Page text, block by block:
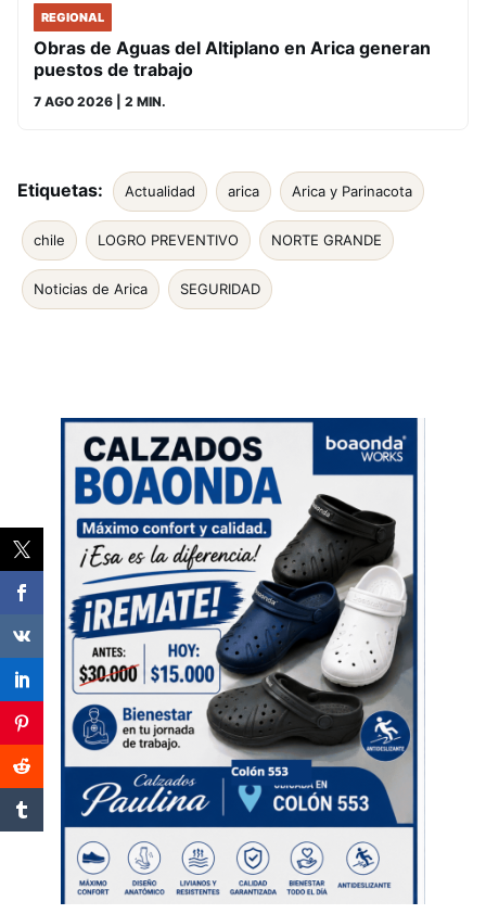
REGIONAL
Obras de Aguas del Altiplano en Arica generan
puestos de trabajo
7 AGO 2026 | 2 MIN.
Etiquetas: Actualidad arica Arica y Parinacota
chile LOGRO PREVENTIVO NORTE GRANDE
Noticias de Arica SEGURIDAD